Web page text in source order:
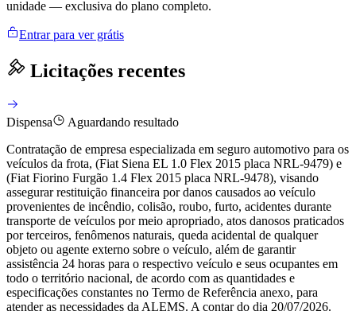
unidade — exclusiva do plano completo.
Entrar para ver grátis
Licitações recentes
Dispensa
Aguardando resultado
Contratação de empresa especializada em seguro automotivo para os
veículos da frota, (Fiat Siena EL 1.0 Flex 2015 placa NRL-9479) e
(Fiat Fiorino Furgão 1.4 Flex 2015 placa NRL-9478), visando
assegurar restituição financeira por danos causados ao veículo
provenientes de incêndio, colisão, roubo, furto, acidentes durante
transporte de veículos por meio apropriado, atos danosos praticados
por terceiros, fenômenos naturais, queda acidental de qualquer
objeto ou agente externo sobre o veículo, além de garantir
assistência 24 horas para o respectivo veículo e seus ocupantes em
todo o território nacional, de acordo com as quantidades e
especificações constantes no Termo de Referência anexo, para
atender as necessidades da ALEMS. A contar do dia 20/07/2026.